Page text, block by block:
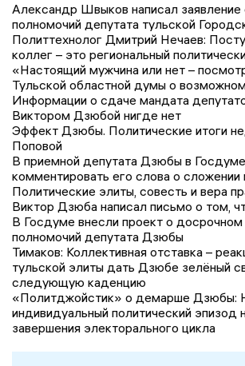
Александр Швыков написал заявление
полномочий депутата тульской
Политтехнолог Дмитрий Нечаев:
коллег – это региональный
«Настоящий мужчина или нет –
Тульской областной думы о
Информации о сдаче мандата
Виктором Дзюбой нигде нет
Эффект Дзюбы. Политические итоги
Поповой
В приемной депутата Дзюбы в
комментировать его слова о сложении
Политические элиты, совесть и вера
Виктор Дзюба написал письмо о том,
В Госдуме внесли проект о
полномочий депутата Дзюбы
Тимаков: Коллективная отставка –
тульской элиты дать Дзюбе зелёный
следующую каденцию
«Политджойстик» о демарше Дзюбы:
индивидуальный политический эпизод
завершения электорального цикла